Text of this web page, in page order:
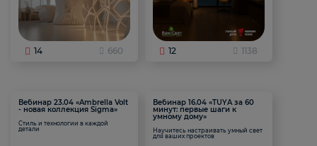
14 660 12 1138
Вебинар 23.04 «Ambrella Volt
- новая коллекция Sigma»
Стиль и технологии в каждой
детали
Вебинар 16.04 «TUYA за 60
минут: первые шаги к
умному дому»
Научитесь настраивать умный свет
для ваших проектов